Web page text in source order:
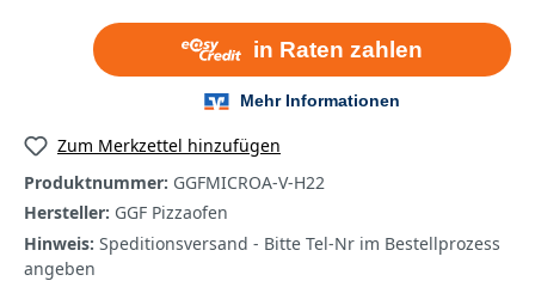
Zum Merkzettel hinzufügen
Produktnummer: GGFMICROA-V-H22
Hersteller: GGF Pizzaofen
Hinweis: Speditionsversand - Bitte Tel-Nr im Bestellprozess
angeben